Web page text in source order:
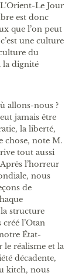
Le Jour
est donc
que l’on peut
une culture
du
la dignité
allons-nous ?
jamais être
la liberté,
chose, note M.
tout aussi
l’horreur
nous
de
structure
l’Otan
État-
le réalisme et la
décadente,
kitch, nous